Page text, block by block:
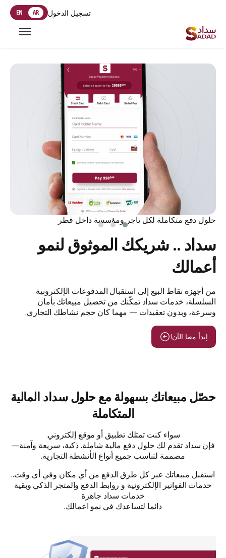
تسجيل الدخول EN AR
حلول دفع متكاملة لكل تاجر ومؤسسة داخل قطر
سداد .. شريكك الموثوق لنمو
أعمالك
من أجهزة نقاط البيع إلى استقبال المدفوعات الإلكترونية
السلسلة، خدمات سداد تمكّنك من تحصيل مبيعاتك بأمان
وسرعة، وبدون تعقيدات — مهما كان حجم نشاطك التجاري.
إبدأ معنا الآن!
حصّل مبيعاتك بسهولة مع حلول سداد المالية
المتكاملة
سواء كنت تمتلك تطبيق أو موقع إلكتروني.
فإن سداد تقدم لك حلول دفع مالية شاملة. ذكية، سريعة وآمنة—
مصممة لتناسب جميع أنواع الأنشطة التجارية.
استقبل مبيعاتك عبر كل طرق الدفع من أي مكان وفي أي وقت..
خدمات الفواتير الإلكترونية و روابط الدفع والمتجر الذكي وبقية
خدمات سداد جاهزة
دائما لتساعدك في نمو اعمالك.